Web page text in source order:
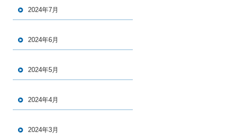
2024年7月
2024年6月
2024年5月
2024年4月
2024年3月